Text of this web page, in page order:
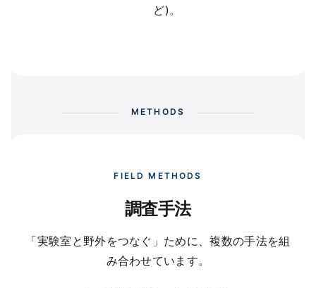
ど)。
METHODS
FIELD METHODS
調査手法
「実験室と野外をつなぐ」ために、複数の手法を組
み合わせています。